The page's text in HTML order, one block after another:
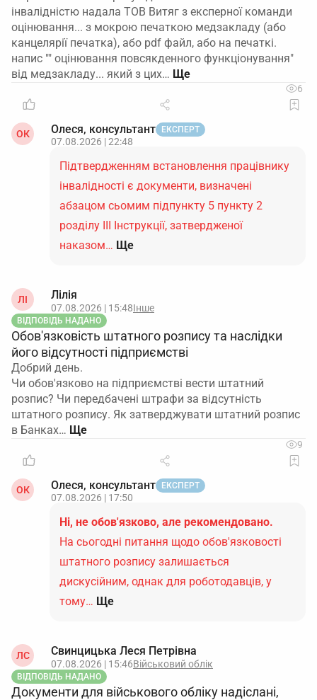
інвалідністю надала ТОВ Витяг з експерної команди
оцінювання... з мокрою печаткою медзакладу (або
канцелярії печатка), або pdf файл, або на печаткі.
напис "" оцінювання повсякденного функціонування"
від медзакладу... який з цих…
6
ОК Олеся, консультант ЕКСПЕРТ
07.08.2026 | 22:48
Підтвердженням встановлення працівнику
інвалідності є документи, визначені
абзацом сьомим підпункту 5 пункту 2
розділу ІІІ Інструкції, затвердженої
наказом… Ще
ЛІ Лілія
07.08.2026 | 15:48Інше
ВІДПОВІДЬ НАДАНО
Обов'язковість штатного розпису та наслідки
його відсутності підприємстві
Добрий день.
Чи обов'язково на підприємстві вести штатний
розпис? Чи передбачені штрафи за відсутність
штатного розпису. Як затверджувати штатний розпис
в Банках…
9
ОК Олеся, консультант ЕКСПЕРТ
07.08.2026 | 17:50
Ні, не обов'язково, але рекомендовано.
На сьогодні питання щодо обов'язковості
штатного розпису залишається
дискусійним, однак для роботодавців, у
тому… Ще
ЛС Свинцицька Леся Петрівна
07.08.2026 | 15:46Військовий облік
ВІДПОВІДЬ НАДАНО
Документи для військового обліку надіслані,